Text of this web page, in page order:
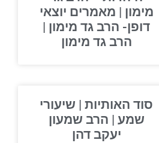
מימון | מאמרים יוצאי
דופן- הרב גד מימון |
הרב גד מימון
סוד האותיות | שיעורי
שמע | הרב שמעון
יעקב דהן